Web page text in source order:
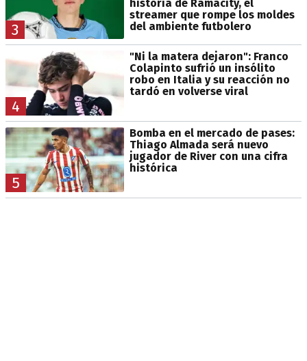
3
historia de Ramacity, el
streamer que rompe los moldes
del ambiente futbolero
4
"Ni la matera dejaron": Franco
Colapinto sufrió un insólito
robo en Italia y su reacción no
tardó en volverse viral
5
Bomba en el mercado de pases:
Thiago Almada será nuevo
jugador de River con una cifra
histórica